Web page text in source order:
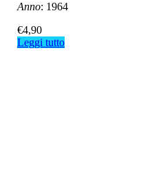
Anno: 1964
€4,90
Leggi tutto